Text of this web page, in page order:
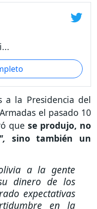
a la Presidencia del
el pasado 10
que se produjo, no
sino también un
a la gente
dinero de los
expectativas
en la